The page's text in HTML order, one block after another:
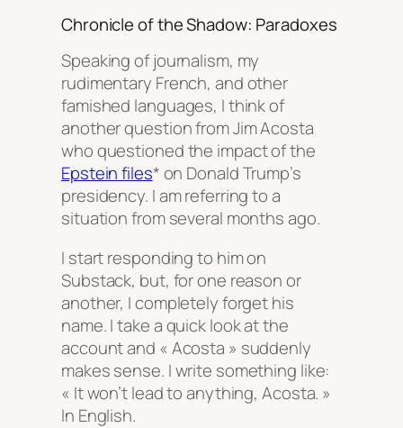
Chronicle of the Shadow: Paradoxes
Speaking of journalism, my
rudimentary French, and other
famished languages, I think of
another question from Jim Acosta
who questioned the impact of the
Epstein files* on Donald Trump’s
presidency. I am referring to a
situation from several months ago.
I start responding to him on
Substack, but, for one reason or
another, I completely forget his
name. I take a quick look at the
account and « Acosta » suddenly
makes sense. I write something like:
« It won’t lead to anything, Acosta. »
In English.